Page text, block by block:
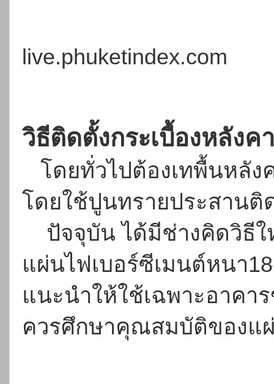
live.phuketindex.com
วิธีติดตั้งกระเบื้องหลัง
โดยทั่วไปต้องเทพื้นหลัง
โดยใช้ปูนทรายประสาน
ปัจจุบัน ได้มีช่างคิดวิธีใ
แผ่นไฟเบอร์ซีเมนต์หนา
แนะนำให้ใช้เฉพาะอาค
ควรศึกษาคุณสมบัติของแ